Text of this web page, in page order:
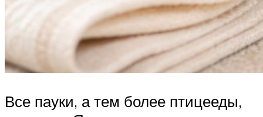
Все пауки, а тем более птицееды,